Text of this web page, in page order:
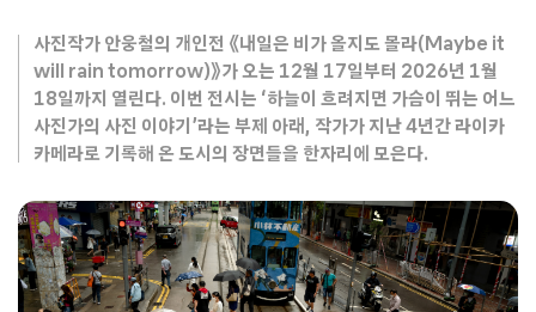
사진작가 안웅철의 개인전 《내일은 비가 올지도 몰라(Maybe it
will rain tomorrow)》가 오는 12월 17일부터 2026년 1월
18일까지 열린다. 이번 전시는 ‘하늘이 흐려지면 가슴이 뛰는 어느
사진가의 사진 이야기’라는 부제 아래, 작가가 지난 4년간 라이카
카메라로 기록해 온 도시의 장면들을 한자리에 모은다.